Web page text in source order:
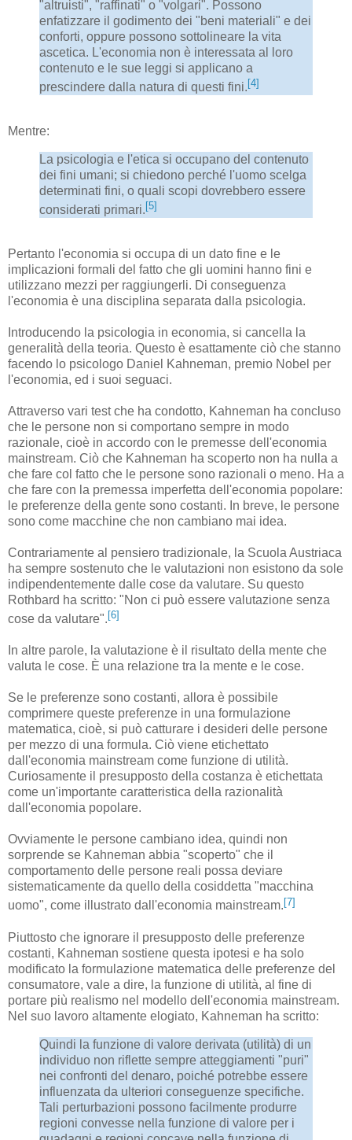
"altruisti", "raffinati" o "volgari". Possono
enfatizzare il godimento dei "beni materiali" e dei
conforti, oppure possono sottolineare la vita
ascetica. L'economia non è interessata al loro
contenuto e le sue leggi si applicano a
prescindere dalla natura di questi fini. [4]
Mentre:
La psicologia e l'etica si occupano del contenuto
dei fini umani; si chiedono perché l'uomo scelga
determinati fini, o quali scopi dovrebbero essere
considerati primari. [5]
Pertanto l'economia si occupa di un dato fine e le
implicazioni formali del fatto che gli uomini hanno fini e
utilizzano mezzi per raggiungerli. Di conseguenza
l'economia è una disciplina separata dalla psicologia.
Introducendo la psicologia in economia, si cancella la
generalità della teoria. Questo è esattamente ciò che stanno
facendo lo psicologo Daniel Kahneman, premio Nobel per
l'economia, ed i suoi seguaci.
Attraverso vari test che ha condotto, Kahneman ha concluso
che le persone non si comportano sempre in modo
razionale, cioè in accordo con le premesse dell'economia
mainstream. Ciò che Kahneman ha scoperto non ha nulla a
che fare col fatto che le persone sono razionali o meno. Ha a
che fare con la premessa imperfetta dell'economia popolare:
le preferenze della gente sono costanti. In breve, le persone
sono come macchine che non cambiano mai idea.
Contrariamente al pensiero tradizionale, la Scuola Austriaca
ha sempre sostenuto che le valutazioni non esistono da sole
indipendentemente dalle cose da valutare. Su questo
Rothbard ha scritto: "Non ci può essere valutazione senza
cose da valutare". [6]
In altre parole, la valutazione è il risultato della mente che
valuta le cose. È una relazione tra la mente e le cose.
Se le preferenze sono costanti, allora è possibile
comprimere queste preferenze in una formulazione
matematica, cioè, si può catturare i desideri delle persone
per mezzo di una formula. Ciò viene etichettato
dall'economia mainstream come funzione di utilità.
Curiosamente il presupposto della costanza è etichettata
come un'importante caratteristica della razionalità
dall'economia popolare.
Ovviamente le persone cambiano idea, quindi non
sorprende se Kahneman abbia "scoperto" che il
comportamento delle persone reali possa deviare
sistematicamente da quello della cosiddetta "macchina
uomo", come illustrato dall'economia mainstream.[7]
Piuttosto che ignorare il presupposto delle preferenze
costanti, Kahneman sostiene questa ipotesi e ha solo
modificato la formulazione matematica delle preferenze del
consumatore, vale a dire, la funzione di utilità, al fine di
portare più realismo nel modello dell'economia mainstream.
Nel suo lavoro altamente elogiato, Kahneman ha scritto:
Quindi la funzione di valore derivata (utilità) di un
individuo non riflette sempre atteggiamenti "puri"
nei confronti del denaro, poiché potrebbe essere
influenzata da ulteriori conseguenze specifiche.
Tali perturbazioni possono facilmente produrre
regioni convesse nella funzione di valore per i